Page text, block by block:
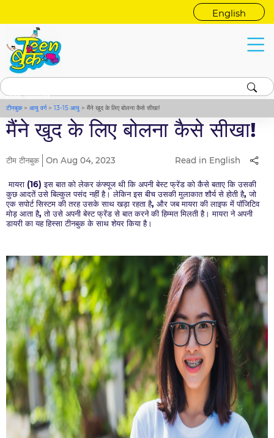
English
मेरी डायरी
टीनबुक>आयु वर्ग>13-15 आयु >मैंने खुद के लिए बोलना कैसे सीखा!
मैंने खुद के लिए बोलना कैसे सीखा!
टीम टीनबुक On Aug 04, 2023 Read in English
मायरा (16) इस बात को लेकर कंफ्यूज थी कि अपनी बेस्ट फ्रेंड को कैसे बताए कि उसकी
कुछ आदतें उसे बिल्कुल पसंद नहीं है। लेकिन इस बीच उसकी मुलाकात शौर्य से होती है, जो
एक सपोर्ट सिस्टम की तरह उसके साथ खड़ा रहता है, और जब मायरा की लाइफ में पॉजिटिव
मोड़ आता है, तो उसे अपनी बेस्ट फ्रेंड से बात करने की हिम्मत मिलती है। मायरा ने अपनी
डायरी का यह हिस्सा टीनबुक के साथ शेयर किया है।